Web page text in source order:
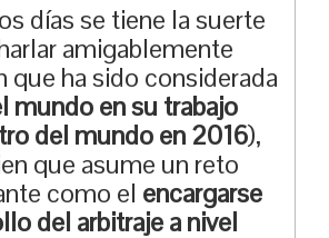
días se tiene la suerte
amigablemente
que ha sido considerada
mundo en su trabajo
del mundo en 2016),
que asume un reto
como el encargarse
del arbitraje a nivel